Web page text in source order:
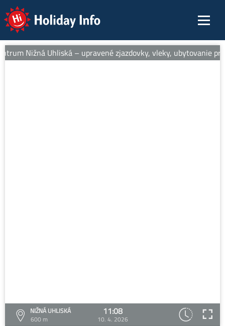
Holiday Info
Nižná Uhliská – upravené zjazdovky, vleky, ubytovanie
NIŽNÁ UHLISKÁ
600 m
11:08
10. 4. 2026